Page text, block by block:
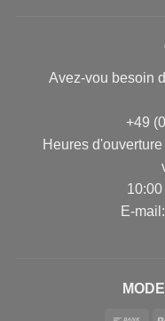
Avez-vou besoin
+49
Heures
E-